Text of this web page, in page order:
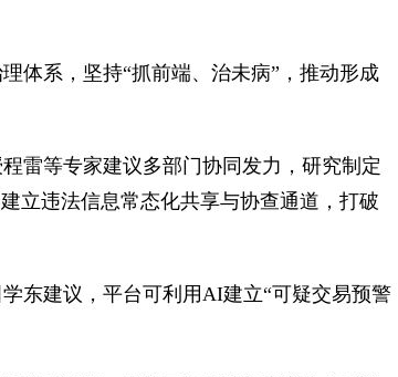
系，坚持“抓前端、治未病”，推动形成
等专家建议多部门协同发力，研究制定
立违法信息常态化共享与协查通道，打破
建议，平台可利用AI建立“可疑交易预警